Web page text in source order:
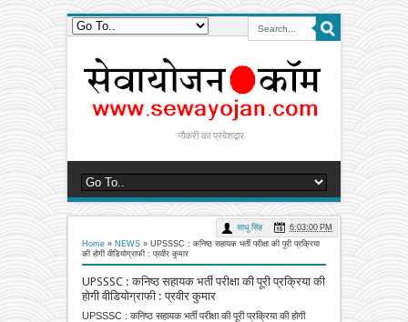
नौकरी का प्रवेशद्वार
Home » NEWS » UPSSSC : कनिष्ठ सहायक भर्ती परीक्षा की पूरी प्रक्रिया
की होगी वीडियोग्राफी : प्रवीर कुमार
UPSSSC : कनिष्ठ सहायक भर्ती परीक्षा की पूरी प्रक्रिया की
होगी वीडियोग्राफी : प्रवीर कुमार
साधू सिंह 6:03:00 PM
UPSSSC : कनिष्ठ सहायक भर्ती परीक्षा की पूरी प्रक्रिया की होगी